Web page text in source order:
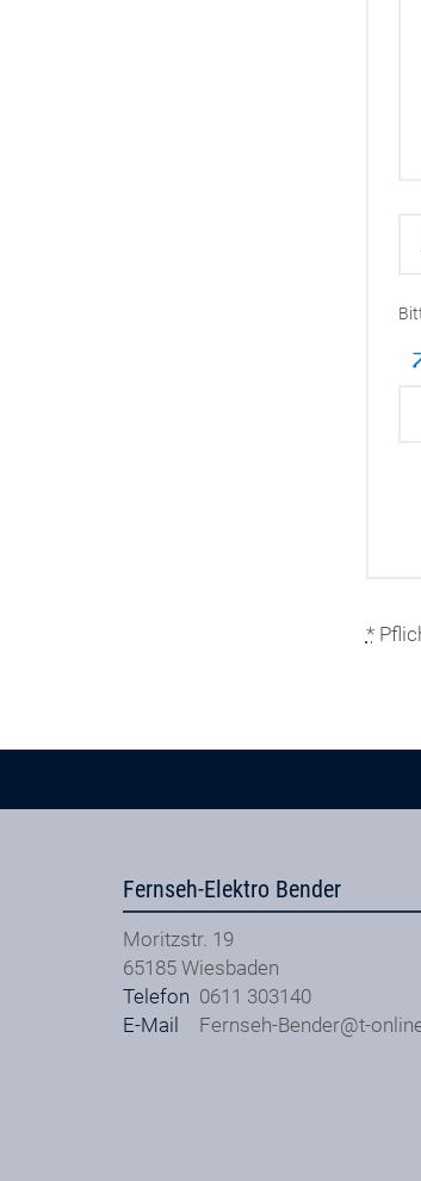
*
Fernseh-Elektro Bender
Moritzstr. 19
65185 Wiesbaden
Telefon 0611 303140
E-Mail
Fernseh-Bender@t-